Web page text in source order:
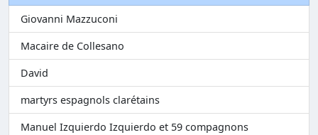
Giovanni Mazzuconi
Macaire de Collesano
David
martyrs espagnols clarétains
Manuel Izquierdo Izquierdo et 59 compagnons